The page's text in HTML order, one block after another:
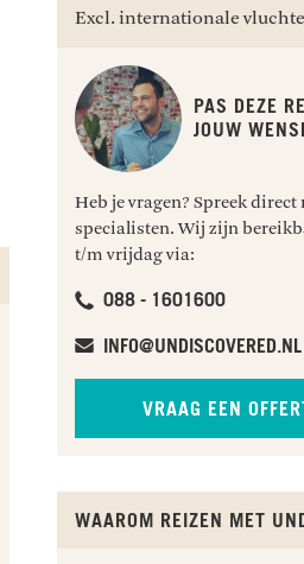
EEN TREKKING DOOR NEVELWOUDEN
Range National Park
SEPILOK FOREST EDGE RESORT
Excl. internationale
PAS DEZE
JOUW
Heb je vragen? Spreek direct
specialisten. Wij zijn
t/m vrijdag via:
088 - 1601600
INFO@UNDISCOVERED.NL
VRAAG EEN
WAAROM REIZEN MET